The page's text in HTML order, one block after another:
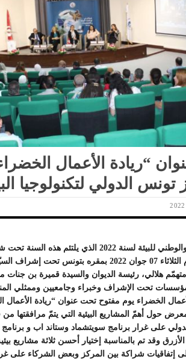
“ريادة الأعمال
الدولي لتكنولوجيا
بمناسبة الاحتفالات باليوم العالمي والوطني للبيئة
تونس الدولي لتكنولوجيا البيئة اليوم الثلاثاء 07 جوان
هلالي، رئيسة الديوان والسيدة قميرة بن جنات
تحت الإشراف وخبراء وجامعيين وممثلي
الخضراء يوم مفتوح تحت عنوان “ريادة
حول أهمّ المشاريع البيئية التي يتمّ مرافقتها من
على غرار برنامج سويتشماد وستاند اب و
الأزرق وقد تم بالمناسبة إختيار أحسن ثلاثة مشاريع
إتفاقيات شراكة بين المركز وبعض الشركاء على